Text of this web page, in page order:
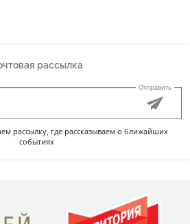
рассылка
Отправить
рассылку, где рассказываем о ближайших
событиях